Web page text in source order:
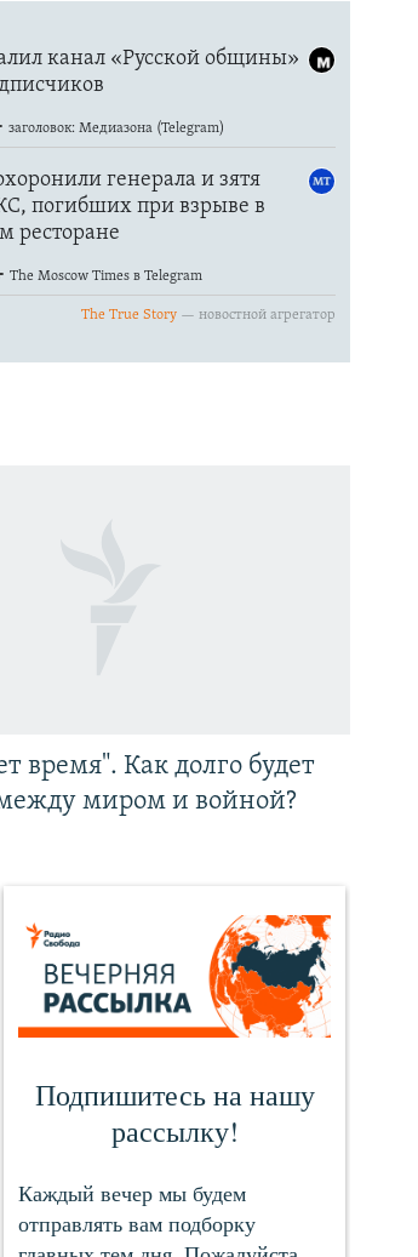
время". Как долго будет
миром и войной?